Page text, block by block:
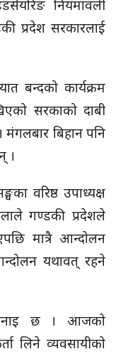
नियमावली
प्रदेश सरकारलाई
बन्दको कार्यक्रम
सरकाको दाबी
बिहान पनि
।
वरिष्ठ उपाध्यक्ष
गण्डकी प्रदेशले
मात्रै आन्दोलन
यथावत् रहने
छ । आजको
लिने व्यवसायीको